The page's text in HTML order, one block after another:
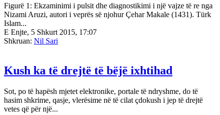
Figurë 1: Ekzaminimi i pulsit dhe diagnostikimi i një vajze të re nga
Nizami Aruzi, autori i veprës së njohur Çehar Makale (1431). Türk
Islam...
E Enjte, 5 Shkurt 2015, 17:07
Shkruan: Nil Sari
Kush ka të drejtë të bëjë ixhtihad
Sot, po të hapësh mjetet elektronike, portale të ndryshme, do të
hasim shkrime, qasje, vlerësime në të cilat çdokush i jep të drejtë
vetes që për një...